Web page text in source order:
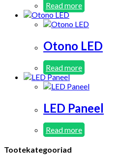
Read more
Otono LED
Read more
LED Paneel
Read more
Tootekategooriad